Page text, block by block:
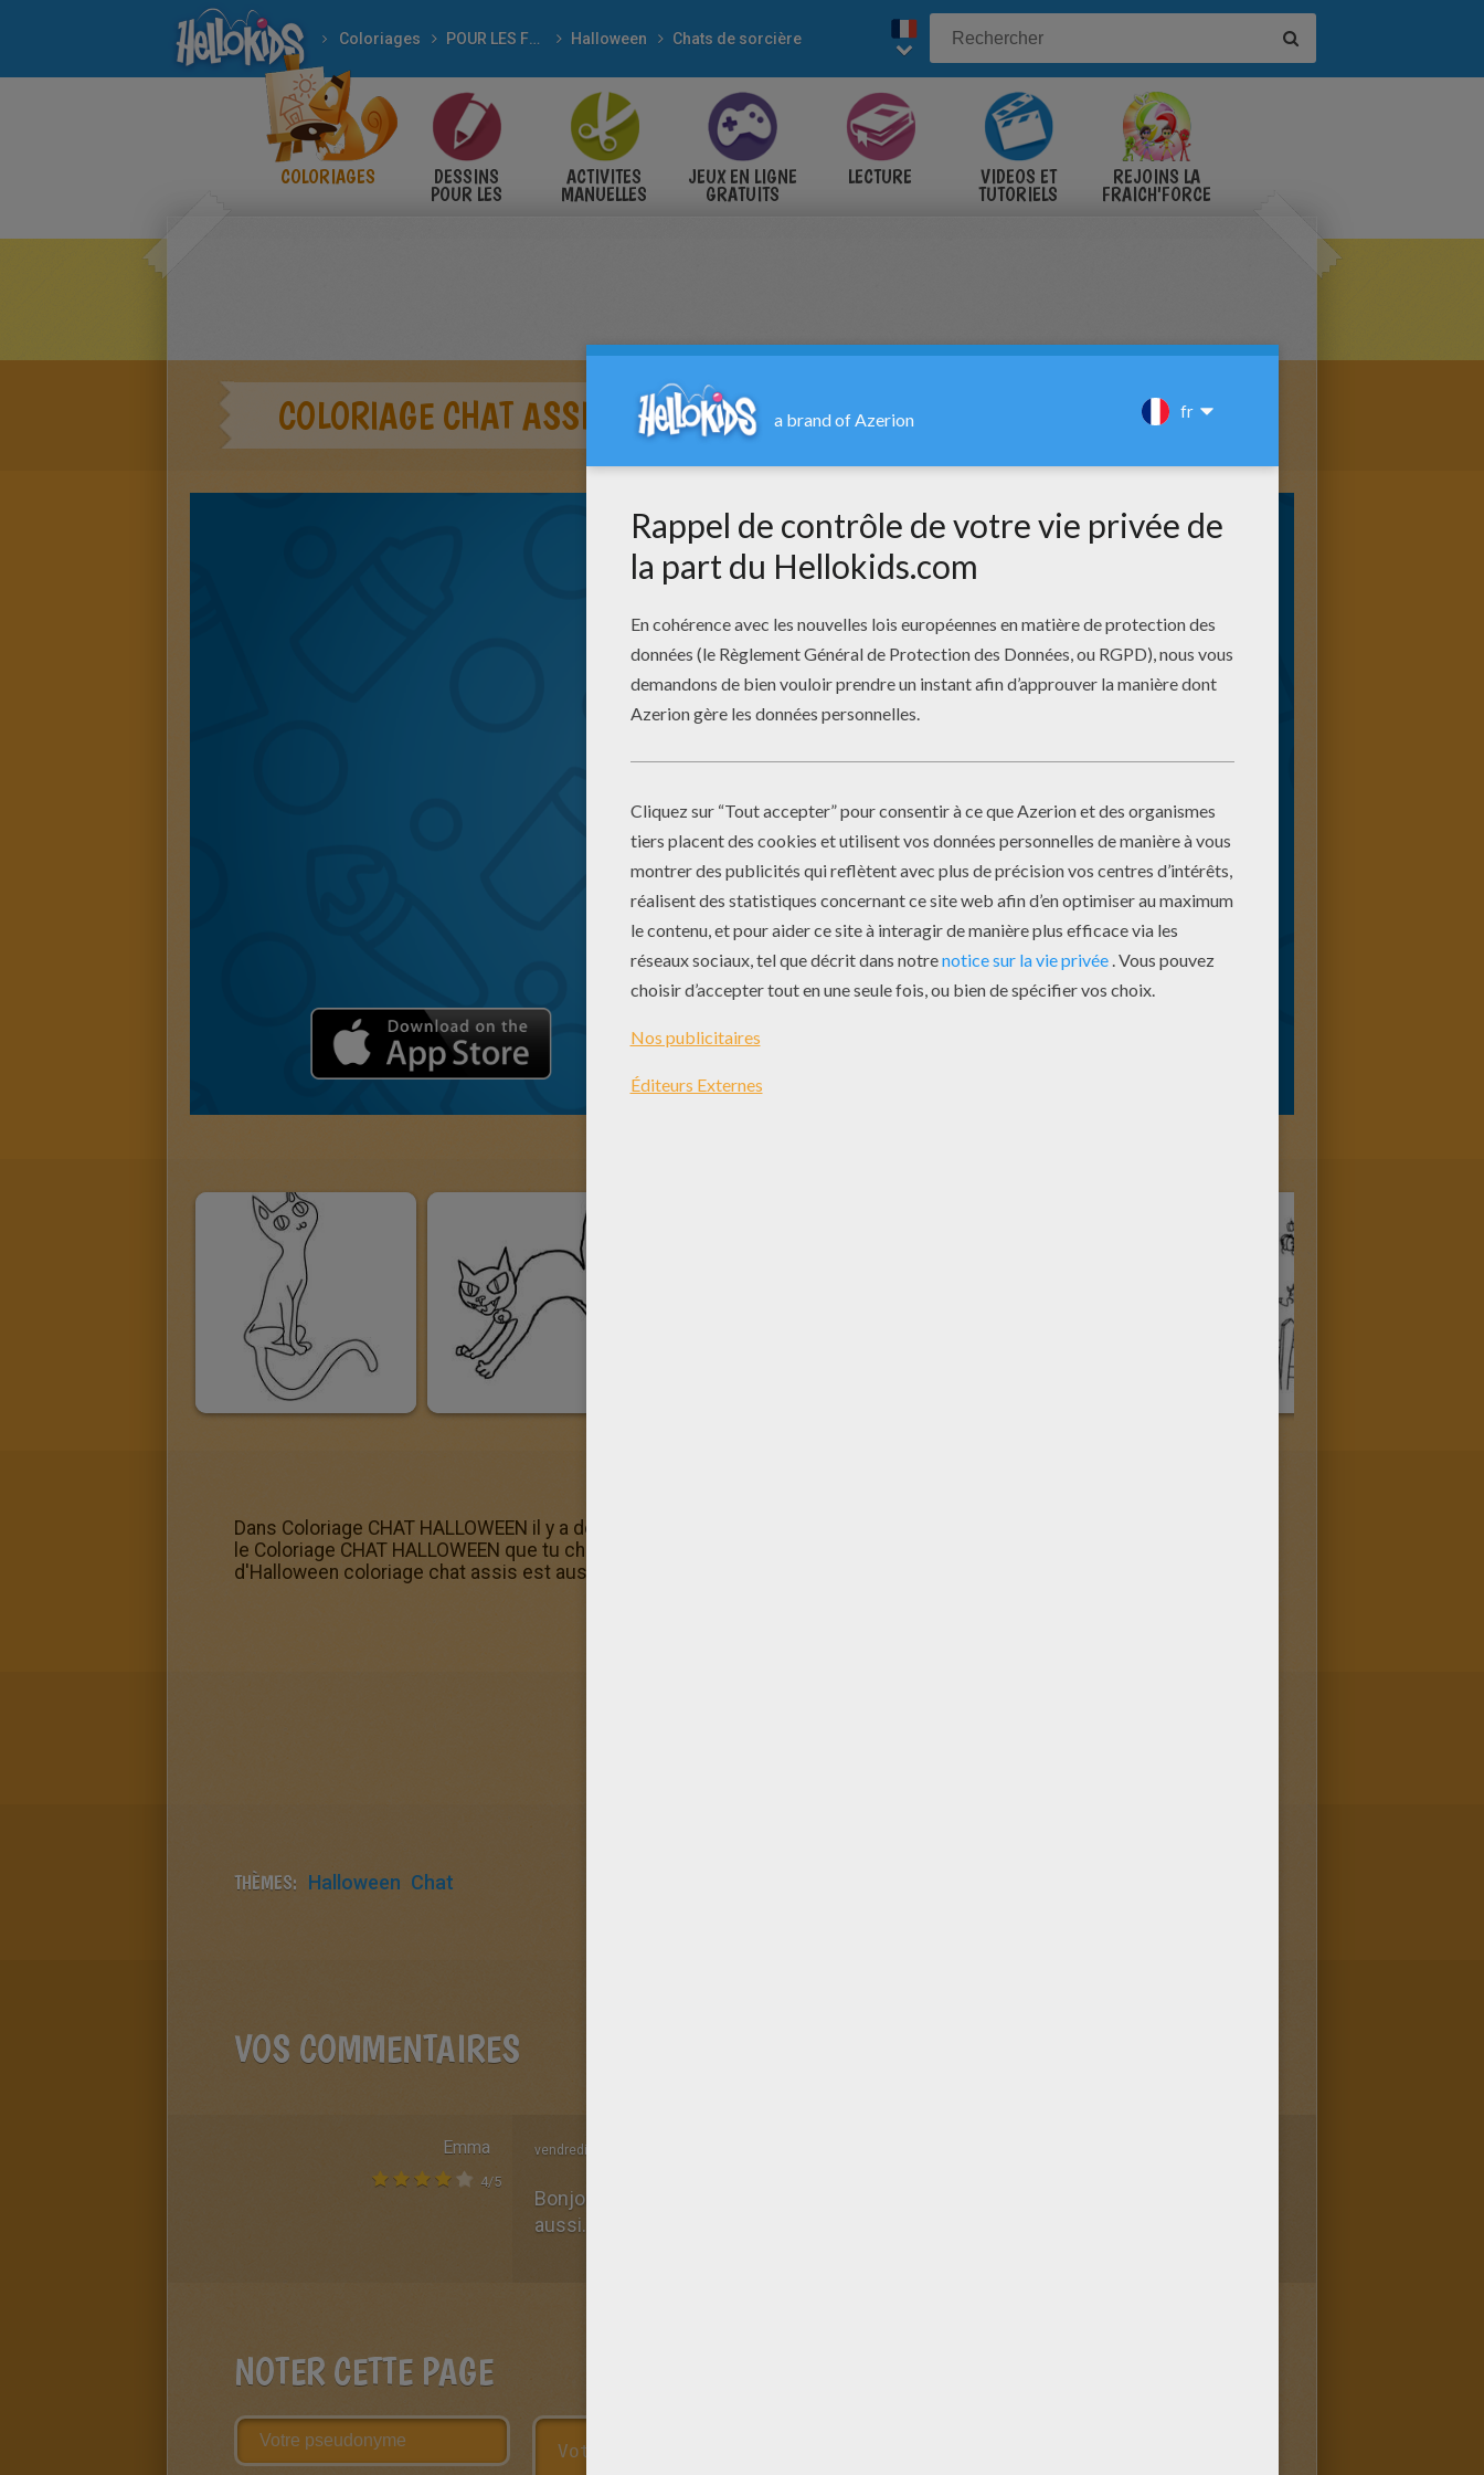
Coloriages POUR LES FÊTES Halloween Chats de sorcière
COLORIAGES DESSINS
POUR LES
ACTIVITES
MANUELLES
JEUX EN LIGNE
GRATUITS
LECTURE VIDÉOS ET
TUTORIELS
REJOINS LA
FRAICH'FORCE
COLORIAGE CHAT ASSIS
Dans Coloriage CHAT HALLOWEEN il y a de nombreux coloriage d'Halloween coloriage chat assis gratuits. Tu as trouvé
le Coloriage CHAT HALLOWEEN que tu cherchais mais tu n'as pas de quoi l'imprimer ? Pas de souci, ce coloriage
d'Halloween coloriage chat assis est aussi dans la machine à colorier en ligne d'Hellokids.
THÈMES: Halloween Chat
VOS COMMENTAIRES
Emma
4/5
vendredi 11 Mars 2022 à 18h09
Bonjour,je voulais vous dire que ce dessin a colorier est super est que le site
aussi.
NOTER CETTE PAGE